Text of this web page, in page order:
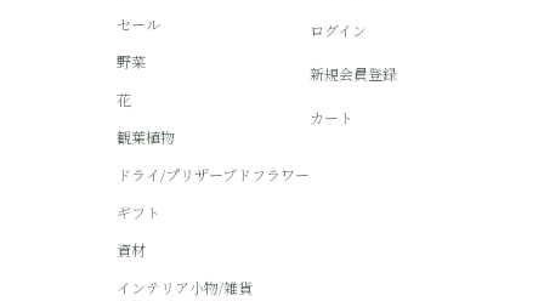
セール
野菜
花
観葉植物
ドライ/プリザーブドフラワー
ギフト
資材
インテリア小物/雑貨
ログイン
新規会員登録
カート